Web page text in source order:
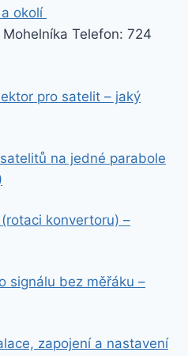
okolí
Telefon: 724
pro satelit – jaký
na jedné parabole
konvertoru) –
signálu bez měřáku –
zapojení a nastavení